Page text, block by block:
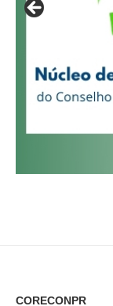
CORECONPR